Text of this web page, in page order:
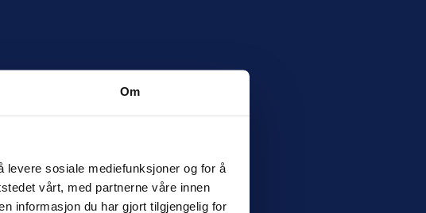
Om
levere sosiale mediefunksjoner og for å
vårt, med partnerne våre innen
informasjon du har gjort tilgjengelig for